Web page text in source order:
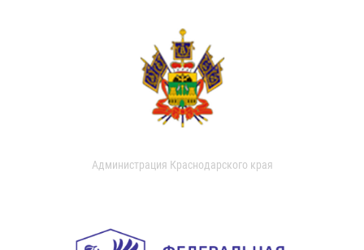
Администрация Краснодарского края